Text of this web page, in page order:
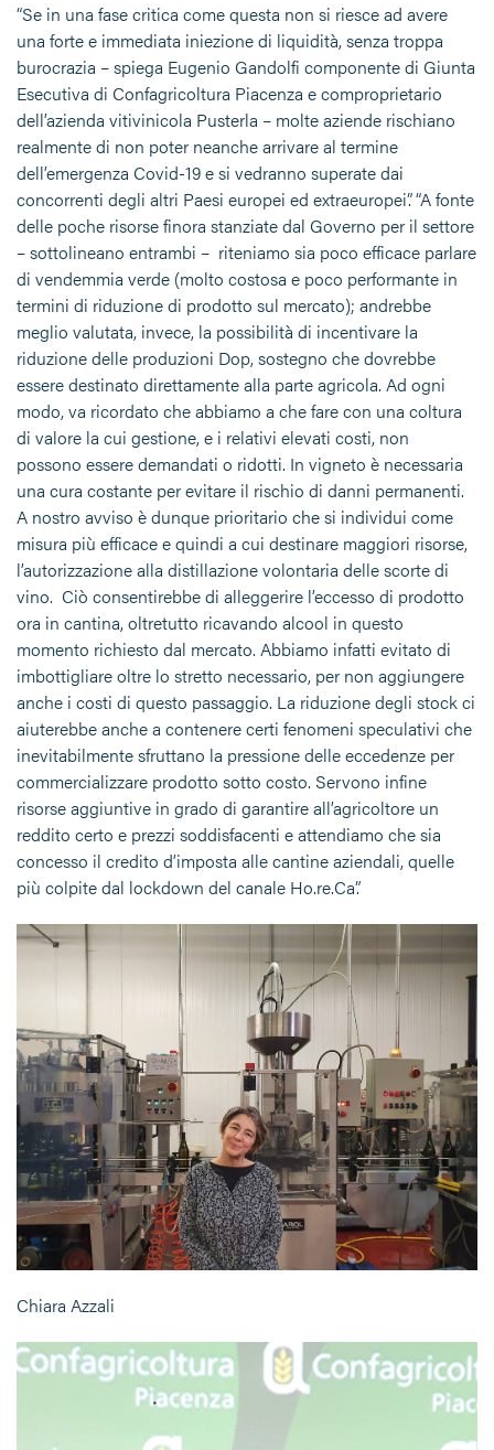
“Se in una fase critica come questa non si riesce ad avere
una forte e immediata iniezione di liquidità, senza troppa
burocrazia – spiega Eugenio Gandolfi componente di Giunta
Esecutiva di Confagricoltura Piacenza e comproprietario
dell’azienda vitivinicola Pusterla – molte aziende rischiano
realmente di non poter neanche arrivare al termine
dell’emergenza Covid-19 e si vedranno superate dai
concorrenti degli altri Paesi europei ed extraeuropei”. “A fonte
delle poche risorse finora stanziate dal Governo per il settore
– sottolineano entrambi – riteniamo sia poco efficace parlare
di vendemmia verde (molto costosa e poco performante in
termini di riduzione di prodotto sul mercato); andrebbe
meglio valutata, invece, la possibilità di incentivare la
riduzione delle produzioni Dop, sostegno che dovrebbe
essere destinato direttamente alla parte agricola. Ad ogni
modo, va ricordato che abbiamo a che fare con una coltura
di valore la cui gestione, e i relativi elevati costi, non
possono essere demandati o ridotti. In vigneto è necessaria
una cura costante per evitare il rischio di danni permanenti.
A nostro avviso è dunque prioritario che si individui come
misura più efficace e quindi a cui destinare maggiori risorse,
l’autorizzazione alla distillazione volontaria delle scorte di
vino. Ciò consentirebbe di alleggerire l’eccesso di prodotto
ora in cantina, oltretutto ricavando alcool in questo
momento richiesto dal mercato. Abbiamo infatti evitato di
imbottigliare oltre lo stretto necessario, per non aggiungere
anche i costi di questo passaggio. La riduzione degli stock ci
aiuterebbe anche a contenere certi fenomeni speculativi che
inevitabilmente sfruttano la pressione delle eccedenze per
commercializzare prodotto sotto costo. Servono infine
risorse aggiuntive in grado di garantire all’agricoltore un
reddito certo e prezzi soddisfacenti e attendiamo che sia
concesso il credito d’imposta alle cantine aziendali, quelle
più colpite dal lockdown del canale Ho.re.Ca”.
Chiara Azzali